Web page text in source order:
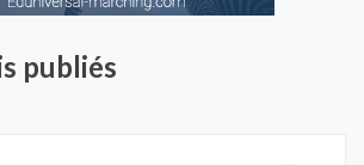
publiés